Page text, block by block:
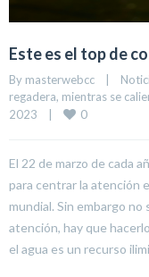
Este es el top de
By masterwebcc |
regadera, mientras se
2023
| 0
El 22 de marzo de cada
para centrar la atención
mundial. Sin embargo
atención, hay que
el agua es un recurso